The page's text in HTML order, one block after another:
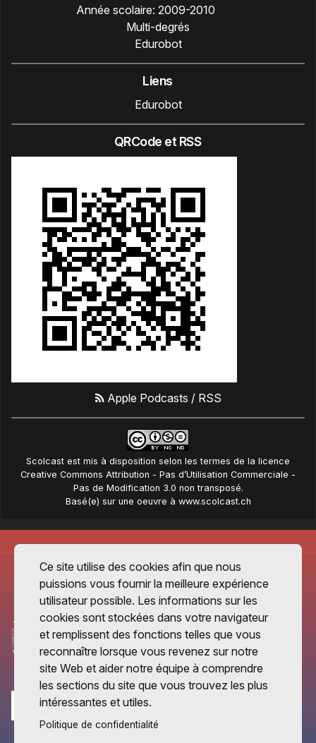
Année scolaire: 2009-2010
Multi-degrés
Edurobot
Liens
Edurobot
QRCode et RSS
Apple Podcasts / RSS
Scolcast est mis à disposition selon les termes de la licence
Creative Commons Attribution - Pas d’Utilisation Commerciale -
Pas de Modification 3.0 non transposé.
Basé(e) sur une oeuvre à www.scolcast.ch
Ce site utilise des cookies afin que nous
puissions vous fournir la meilleure expérience
utilisateur possible. Les informations sur les
cookies sont stockées dans votre navigateur
et remplissent des fonctions telles que vous
reconnaître lorsque vous revenez sur notre
site Web et aider notre équipe à comprendre
les sections du site que vous trouvez les plus
intéressantes et utiles.
Politique de confidentialité